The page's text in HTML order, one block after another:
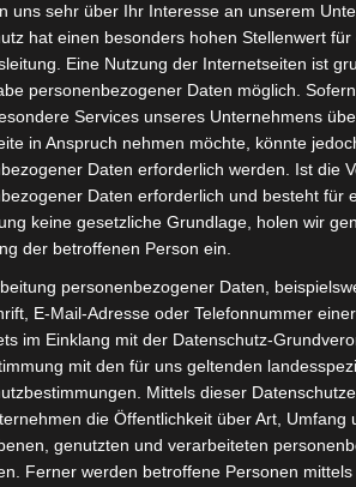
uns sehr über Ihr Interesse an unserem
hat einen besonders hohen Stellenwert für
Eine Nutzung der Internetseiten ist
personenbezogener Daten möglich.
Services unseres Unternehmens
in Anspruch nehmen möchte, könnte
Daten erforderlich werden. Ist die
Daten erforderlich und besteht für
keine gesetzliche Grundlage, holen wir
der betroffenen Person ein.
personenbezogener Daten,
E-Mail-Adresse oder Telefonnummer
im Einklang mit der Datenschutz-
mit den für uns geltenden
Mittels dieser
die Öffentlichkeit über Art, Umfang
genutzten und verarbeiteten
Ferner werden betroffene Personen